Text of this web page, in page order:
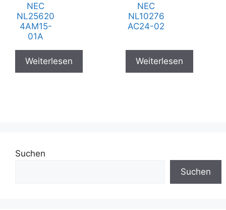
NEC
NL25620
4AM15-
01A
Weiterlesen
NEC
NL10276
AC24-02
Weiterlesen
Suchen
Suchen